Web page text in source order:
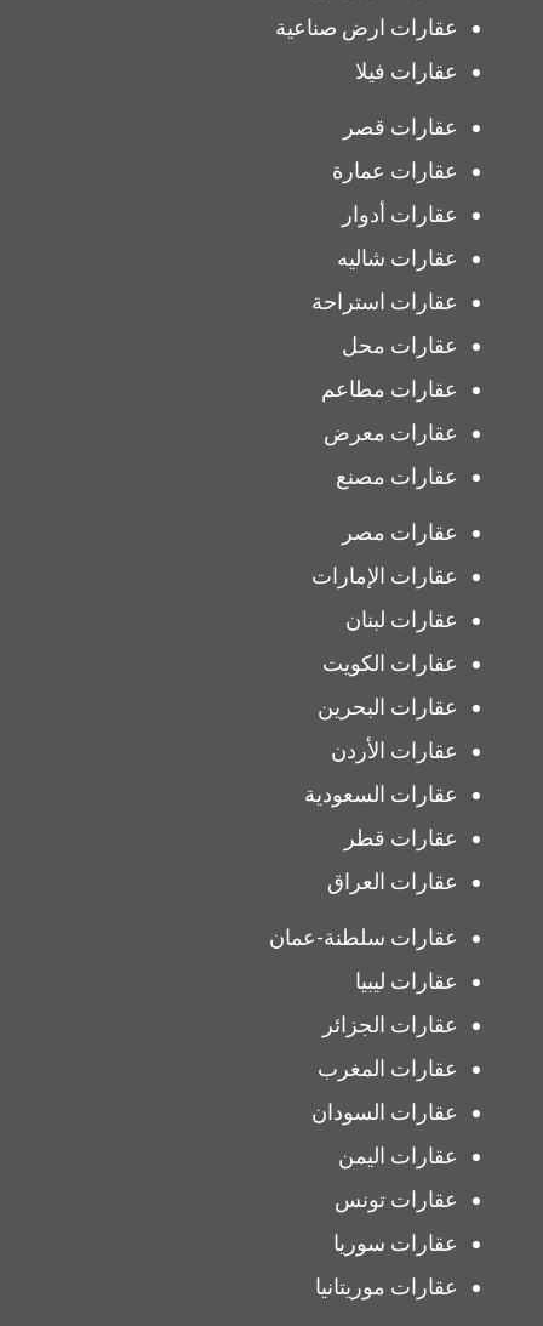
عقارات ارض صناعية
عقارات فيلا
عقارات قصر
عقارات عمارة
عقارات أدوار
عقارات شاليه
عقارات استراحة
عقارات محل
عقارات مطاعم
عقارات معرض
عقارات مصنع
عقارات مصر
عقارات الإمارات
عقارات لبنان
عقارات الكويت
عقارات البحرين
عقارات الأردن
عقارات السعودية
عقارات قطر
عقارات العراق
عقارات سلطنة-عمان
عقارات ليبيا
عقارات الجزائر
عقارات المغرب
عقارات السودان
عقارات اليمن
عقارات تونس
عقارات سوريا
عقارات موريتانيا